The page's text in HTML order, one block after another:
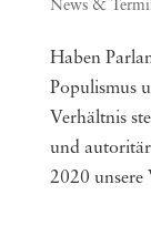
News &
Haben
Popu­lis­mus
Ver­hält­nis
und
2020 unse­re